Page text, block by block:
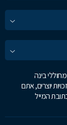
בינה
יוצרים, אתם
המייל